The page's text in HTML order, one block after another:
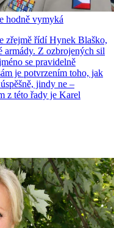
hodně vymyká
zřejmě řídí Hynek Blaško,
armády. Z ozbrojených sil
se pravidelně
je potvrzením toho, jak
jindy ne –
z této řady je Karel